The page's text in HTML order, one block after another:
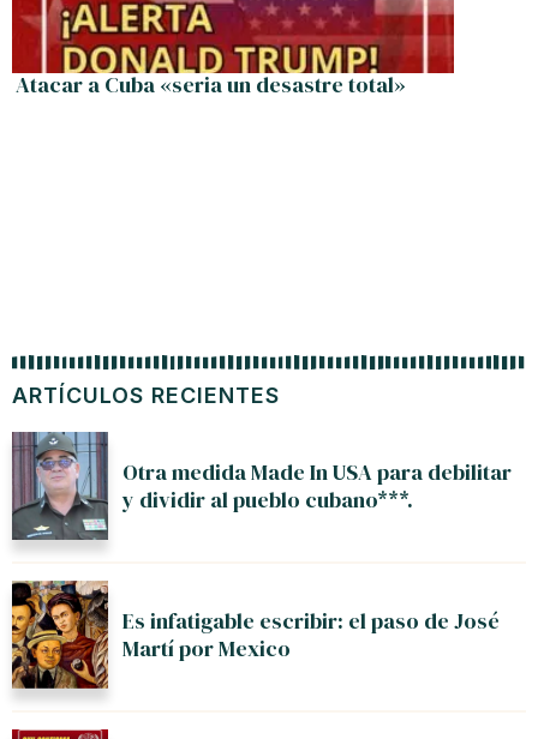
ARTÍCULOS RECIENTES
Otra medida Made In USA para debilitar
y dividir al pueblo cubano***.
Es infatigable escribir: el paso de José
Martí por Mexico
Atacar a Cuba «seria un desastre total»